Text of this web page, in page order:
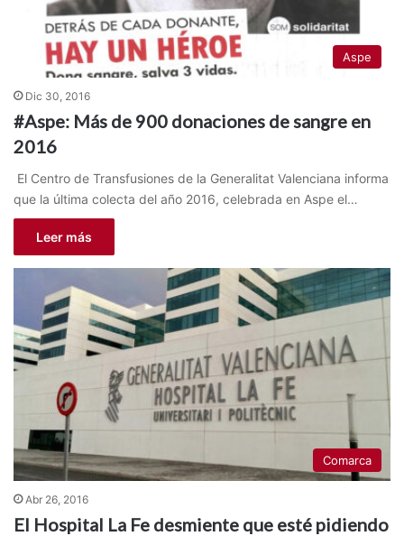
Aspe
Dic 30, 2016
#Aspe: Más de 900 donaciones de sangre en
2016
El Centro de Transfusiones de la Generalitat Valenciana informa
que la última colecta del año 2016, celebrada en Aspe el…
Leer más
Comarca
Abr 26, 2016
El Hospital La Fe desmiente que esté pidiendo